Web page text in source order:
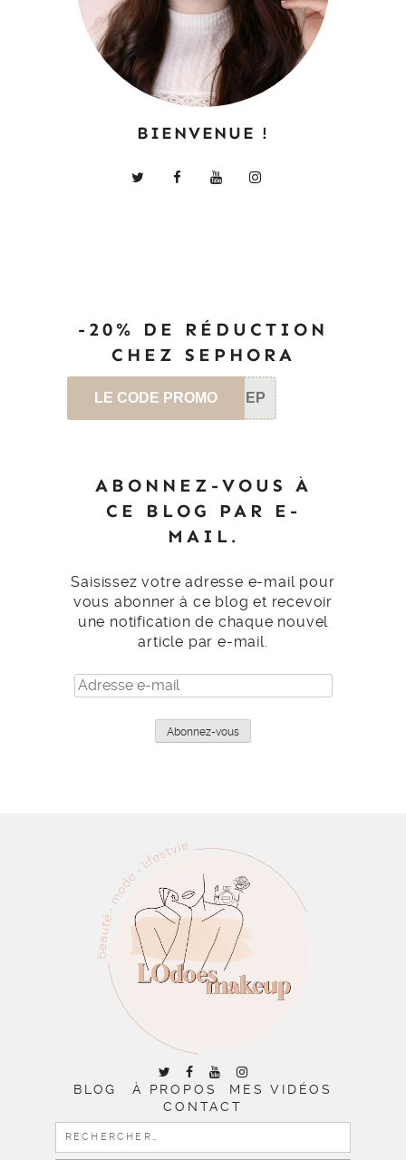
BIENVENUE !
-20% DE RÉDUCTION
CHEZ SEPHORA
LE CODE PROMO SEP
ABONNEZ-VOUS À
CE BLOG PAR E-
MAIL.
Saisissez votre adresse e-mail pour
vous abonner à ce blog et recevoir
une notification de chaque nouvel
article par e-mail.
Adresse
e-
Abonnez-vous
BLOG À PROPOS
MES VIDÉOS
CONTACT
RECHERCHER :